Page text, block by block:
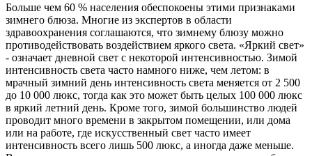
Больше чем 60 % населения обеспокоены этими признаками
зимнего блюза. Многие из экспертов в области
здравоохранения соглашаются, что зимнему блюзу можно
противодействовать воздействием яркого света. «Яркий свет»
- означает дневной свет с некоторой интенсивностью. Зимой
интенсивность света часто намного ниже, чем летом: в
мрачный зимний день интенсивность света меняется от 2 500
до 10 000 люкс, тогда как это может быть целых 100 000 люкс
в яркий летний день. Кроме того, зимой большинство людей
проводит много времени в закрытом помещении, или дома
или на работе, где искусственный свет часто имеет
интенсивность всего лишь 500 люкс, а иногда даже меньше.